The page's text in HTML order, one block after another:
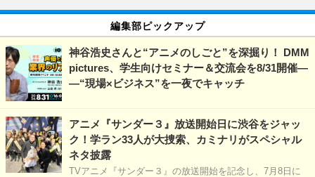
編集部ピックアップ
神谷浩史さんと“アニメのしごと”を深掘り！ DMM
pictures、学生向けセミナー＆交流会を8/31開催―
―“現場×ビジネス”を一夜でキャッチ
アニメ『サンダー３』放送開始日に渋谷をジャッ
ク！学ラン33人が大捜索、カミナリがスペシャル
ネタ披露
TVアニメ『サンダー３』の放送開始を記念し、7月8日に